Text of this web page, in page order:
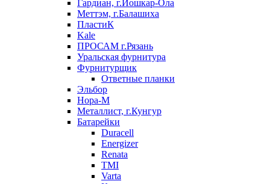
Гардиан, г.Йошкар-Ола
Меттэм, г.Балашиха
ПластиК
Kale
ПРОСАМ г.Рязань
Уральская фурнитура
Фурнитурщик
Ответные планки
Эльбор
Нора-М
Металлист, г.Кунгур
Батарейки
Duracell
Energizer
Renata
TMI
Varta